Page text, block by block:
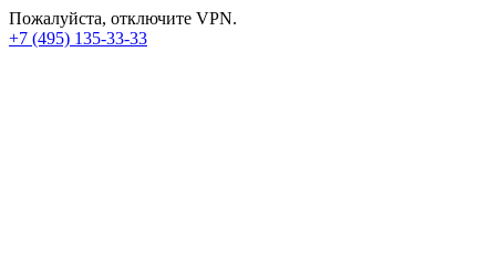
Пожалуйста, отключите VPN.
+7 (495) 135-33-33